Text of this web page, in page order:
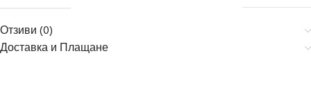
Отзиви (0)
Доставка и Плащане